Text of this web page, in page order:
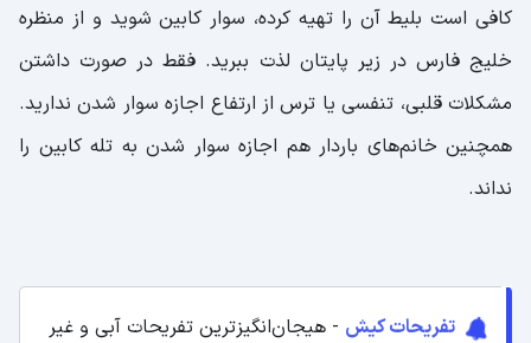
کافی است بلیط آن را تهیه کرده، سوار کابین شوید و از منظره
خلیج فارس در زیر پایتان لذت ببرید. فقط در صورت داشتن
مشکلات قلبی، تنفسی یا ترس از ارتفاع اجازه سوار شدن ندارید.
همچنین خانم‌های باردار هم اجازه سوار شدن به تله کابین را
نداند.
تفریحات کیش - هیجان‌انگیزترین تفریحات آبی و غیر